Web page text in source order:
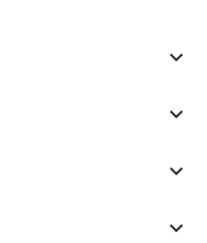



